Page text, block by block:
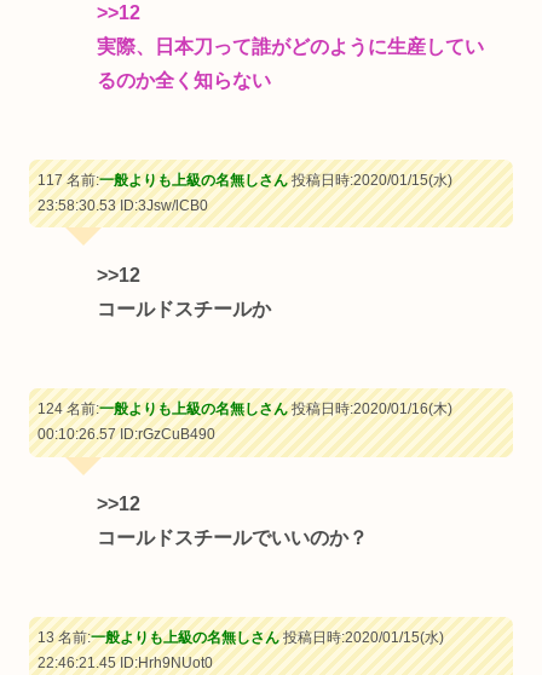
>>12
実際、日本刀って誰がどのように生産してい
るのか全く知らない
117 名前:一般よりも上級の名無しさん投稿日時:2020/01/15(水)
23:58:30.53ID:3Jsw/lCB0
>>12
コールドスチールか
124 名前:一般よりも上級の名無しさん投稿日時:2020/01/16(木)
00:10:26.57ID:rGzCuB490
>>12
コールドスチールでいいのか？
13 名前:一般よりも上級の名無しさん投稿日時:2020/01/15(水)
22:46:21.45ID:Hrh9NUot0